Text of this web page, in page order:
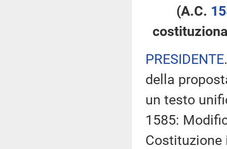
(A.C.
PRESIDENTE
della
un testo
1585:
Costituzione